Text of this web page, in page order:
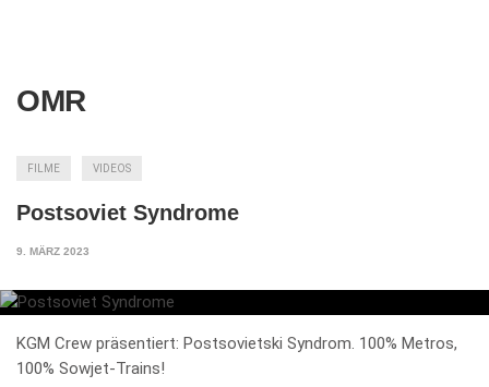
OMR
FILME VIDEOS
Postsoviet Syndrome
9. MÄRZ 2023
KGM Crew präsentiert: Postsovietski Syndrom. 100% Metros,
100% Sowjet-Trains!